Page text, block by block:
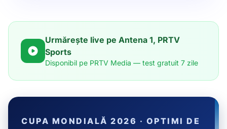
Urmărește live pe Antena 1, PRTV
Sports
Disponibil pe PRTV Media — test gratuit 7 zile
CUPA MONDIALĂ 2026 · OPTIMI DE